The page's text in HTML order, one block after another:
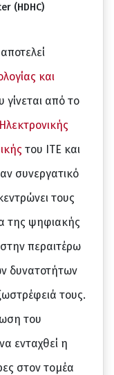
(HDHC)
και
γίνεται από το
του ΙΤΕ και
συνεργατικό
τους
της ψηφιακής
περαιτέρω
δυνατοτήτων
τους.
του
ενταχθεί η
στον τομέα